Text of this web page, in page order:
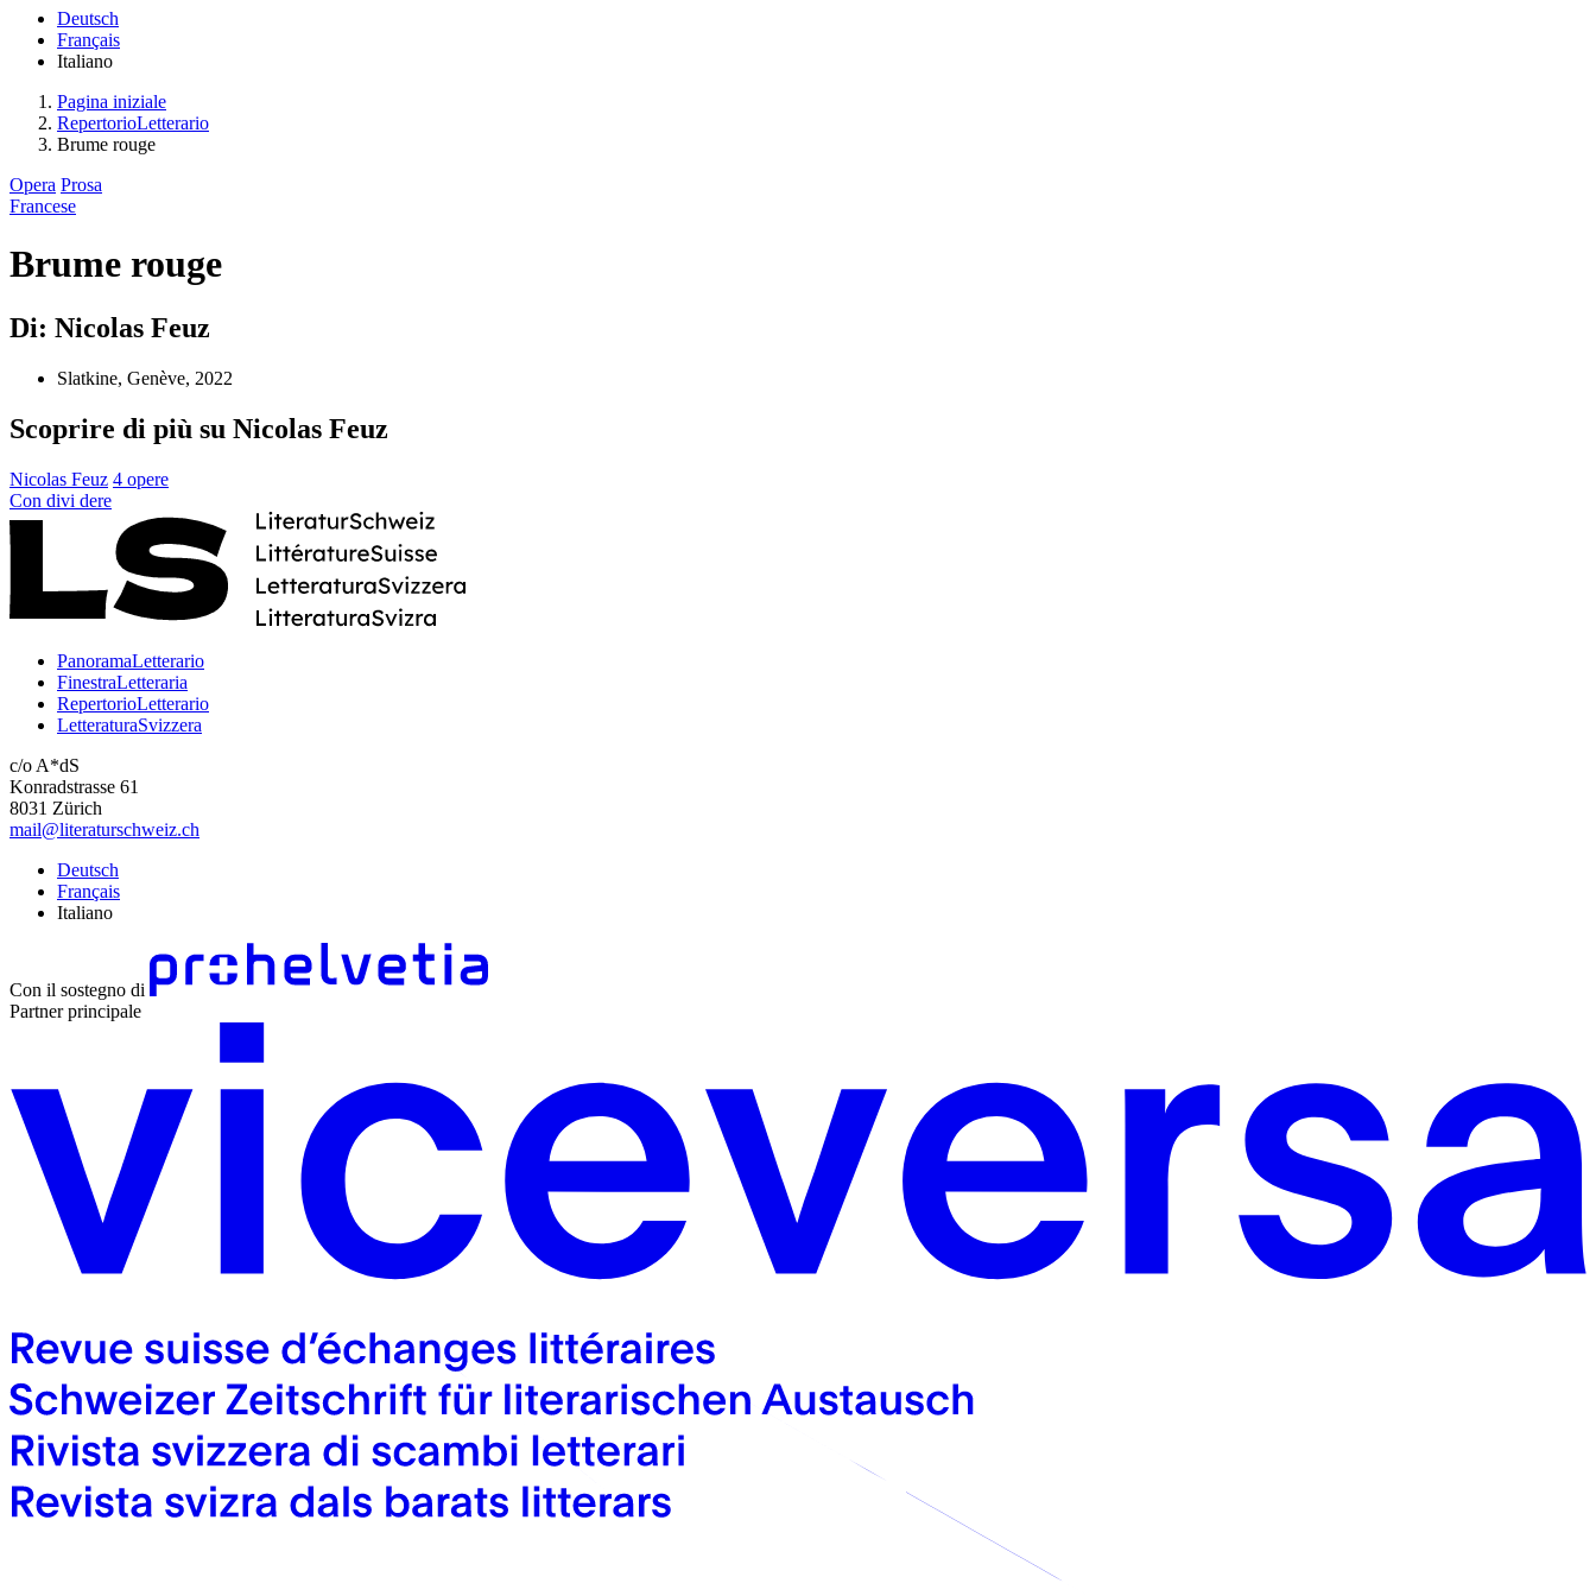
Deutsch
Français
Italiano
Pagina iniziale
RepertorioLetterario
Brume rouge
Opera Prosa
Francese
Brume rouge
Di: Nicolas Feuz
Slatkine, Genève, 2022
Scoprire di più su Nicolas Feuz
Nicolas Feuz 4 opere
Con divi dere
PanoramaLetterario
FinestraLetteraria
RepertorioLetterario
LetteraturaSvizzera
c/o A*dS
Konradstrasse 61
8031 Zürich
mail@literaturschweiz.ch
Deutsch
Français
Italiano
Con il sostegno di
Partner principale